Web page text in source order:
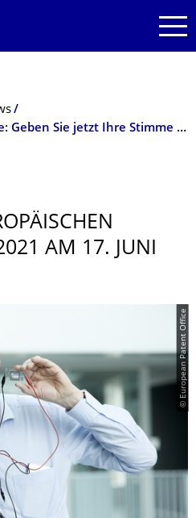
Morgen ist das große Finale: Geben Sie jetzt Ihre Stimme für Karl Leo
AM 17. JUNI
© European Patent Office